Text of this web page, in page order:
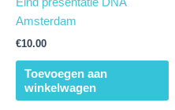
Eind presentatie DNA
Amsterdam
€10.00
Toevoegen aan
winkelwagen